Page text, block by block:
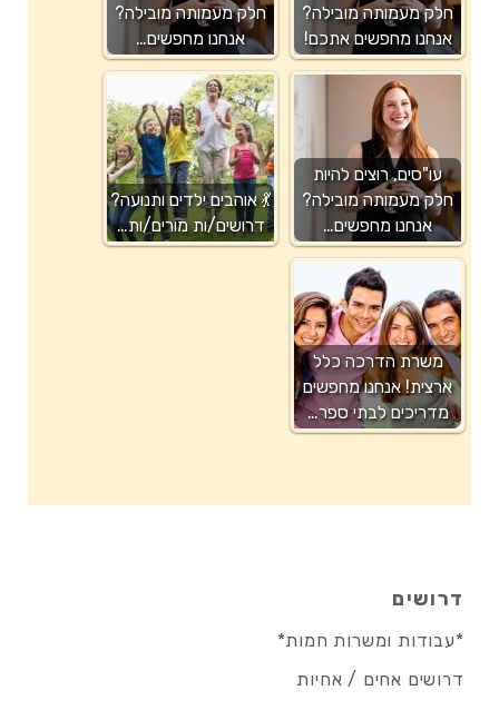
חלק מעמותה מובילה?
אנחנו מחפשים אתכם!
חלק מעמותה מובילה?
אנחנו מחפשים…
עו"סים, רוצים להיות
חלק מעמותה מובילה?
אנחנו מחפשים…
💃 אוהבים ילדים ותנועה?
דרושים/ות מורים/ות…
משרת הדרכה כלל
ארצית! אנחנו מחפשים
מדריכים לבתי ספר…
דרושים
*עבודות ומשרות חמות*
דרושים אחים / אחיות